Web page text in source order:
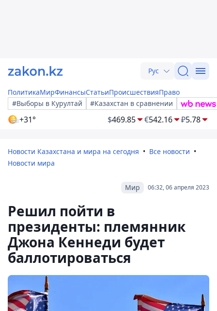
Рус
ПолитикаМирФинансыСтатьиПроисшествияПраво
#Выборы в Курултай
#Казахстан в сравнении
+31° $469.85 €542.16 ₽5.78
Новости Казахстана и мира на сегодня
Все новости
Новости мира
06:32, 06 апреля 2023
Мир
Решил пойти в
президенты: племянник
Джона Кеннеди будет
баллотироваться